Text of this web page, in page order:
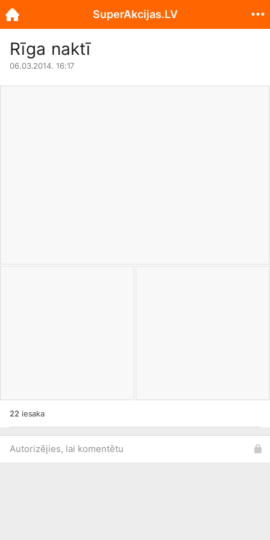
Rīga naktī
06.03.2014. 16:17
22 iesaka
Autorizējies, lai komentētu
SuperAkcijas.LV